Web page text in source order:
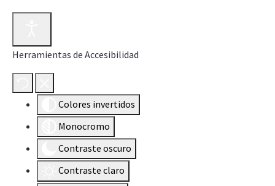
Herramientas de Accesibilidad
Colores invertidos
Monocromo
Contraste oscuro
Contraste claro